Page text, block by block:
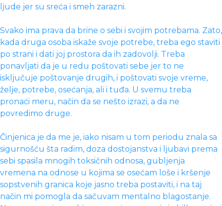
ljude jer su sreća i smeh zarazni.
Svako ima prava da brine o sebi i svojim potrebama. Zato,
kada druga osoba iskaže svoje potrebe, treba ego staviti
po strani i dati joj prostora da ih zadovolji. Treba
ponavljati da je u redu poštovati sebe jer to ne
isključuje poštovanje drugih, i poštovati svoje vreme,
želje, potrebe, osećanja, ali i tuđa. U svemu treba
pronaći meru, način da se nešto izrazi, a da ne
povredimo druge.
Činjenica je da me je, iako nisam u tom periodu znala sa
sigurnošću šta radim, doza dostojanstva i ljubavi prema
sebi spasila mnogih toksičnih odnosa, gubljenja
vremena na odnose u kojima se osećam loše i kršenje
sopstvenih granica koje jasno treba postaviti, i na taj
način mi pomogla da sačuvam mentalno blagostanje.